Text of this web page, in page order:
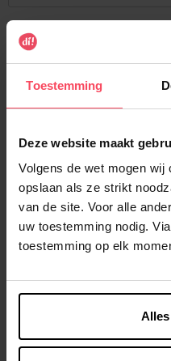
Toestemming
Deze website maakt
Volgens de wet mogen wij
opslaan als ze strikt
van de site. Voor alle
uw toestemming nodig.
toestemming op elk
Levering
In
Gratis retour in je
Verzending binnen 24u
Beschrijving
Kenmerken